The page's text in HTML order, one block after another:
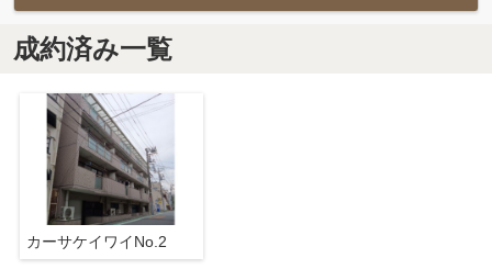
成約済み一覧
カーサケイワイNo.2